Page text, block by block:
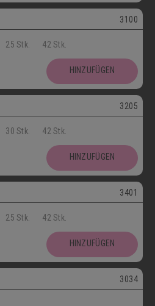
3100
25 Stk. 42 Stk.
HINZUFÜGEN
3205
30 Stk. 42 Stk.
HINZUFÜGEN
3401
25 Stk. 42 Stk.
HINZUFÜGEN
3034